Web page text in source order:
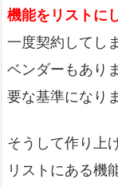
機能をリストに
一度契約してし
ベンダーもあり
要な基準になり
そうして作り上
リストにある機